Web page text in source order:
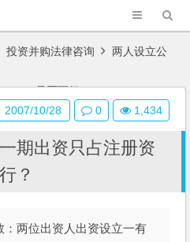
投资并购法律咨询 两人设立公
，是否可行？
期出资只占注册资
？
：两位出资人出资设立一有
2007/10/28 0 1,434